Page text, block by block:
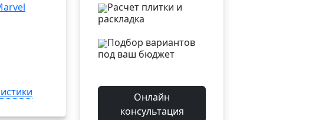
Расчет плитки и
раскладка
Подбор вариантов
под ваш бюджет
Онлайн
консультация